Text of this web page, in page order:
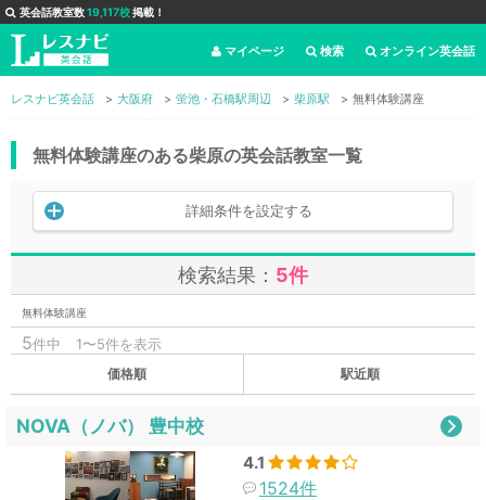
英会話教室数19,117校掲載！
オンライン英会話
検索
マイページ
レスナビ英会話 大阪府 蛍池・石橋駅周辺 柴原駅 無料体験講座
無料体験講座のある柴原の英会話教室一覧
詳細条件を設定する
検索結果： 5件
無料体験講座
5件中 1〜5件を表示
価格順 駅近順
NOVA（ノバ） 豊中校
4.1
1524件